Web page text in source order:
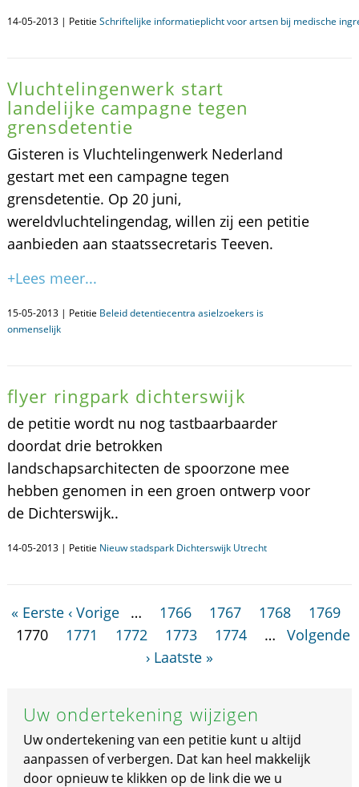
14-05-2013 | Petitie Schriftelijke informatieplicht voor artsen bij medische
Vluchtelingenwerk start
landelijke campagne tegen
grensdetentie
Gisteren is Vluchtelingenwerk Nederland
gestart met een campagne tegen
grensdetentie. Op 20 juni,
wereldvluchtelingendag, willen zij een petitie
aanbieden aan staatssecretaris Teeven.
+Lees meer...
15-05-2013 | Petitie Beleid detentiecentra asielzoekers is
onmenselijk
flyer ringpark dichterswijk
de petitie wordt nu nog tastbaarbaarder
doordat drie betrokken
landschapsarchitecten de spoorzone mee
hebben genomen in een groen ontwerp voor
de Dichterswijk..
14-05-2013 | Petitie Nieuw stadspark Dichterswijk Utrecht
« Eerste ‹ Vorige … 1766 1767 1768
1769
1770
1771 1772 1773 1774 …
Volgende
› Laatste »
Uw ondertekening wijzigen
Uw ondertekening van een petitie kunt u altijd
aanpassen of verbergen. Dat kan heel makkelijk
door opnieuw te klikken op de link die we u